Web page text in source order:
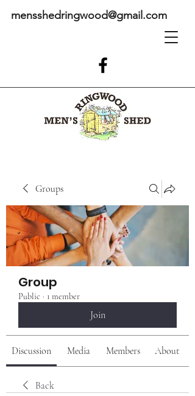
mensshedringwood@gmail.com
Groups
Group
Public · 1 member
Join
Discussion Media Members About
Back